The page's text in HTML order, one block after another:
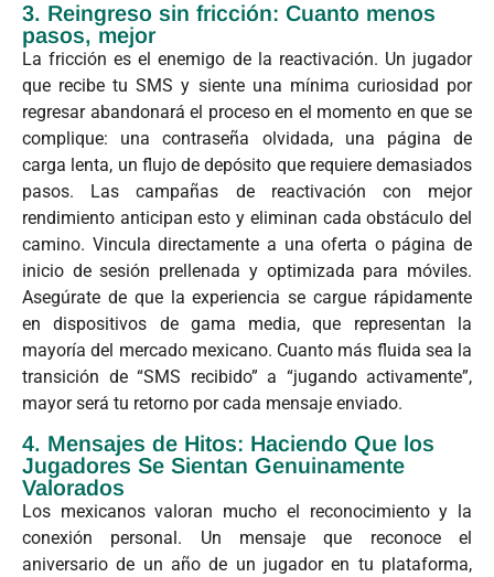
3. Reingreso sin fricción: Cuanto menos
pasos, mejor
La fricción es el enemigo de la reactivación. Un jugador
que recibe tu SMS y siente una mínima curiosidad por
regresar abandonará el proceso en el momento en que se
complique: una contraseña olvidada, una página de
carga lenta, un flujo de depósito que requiere demasiados
pasos. Las campañas de reactivación con mejor
rendimiento anticipan esto y eliminan cada obstáculo del
camino. Vincula directamente a una oferta o página de
inicio de sesión prellenada y optimizada para móviles.
Asegúrate de que la experiencia se cargue rápidamente
en dispositivos de gama media, que representan la
mayoría del mercado mexicano. Cuanto más fluida sea la
transición de “SMS recibido” a “jugando activamente”,
mayor será tu retorno por cada mensaje enviado.
4. Mensajes de Hitos: Haciendo Que los
Jugadores Se Sientan Genuinamente
Valorados
Los mexicanos valoran mucho el reconocimiento y la
conexión personal. Un mensaje que reconoce el
aniversario de un año de un jugador en tu plataforma,